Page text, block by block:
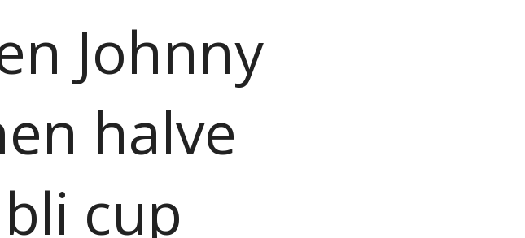
Johnny
halve
cup